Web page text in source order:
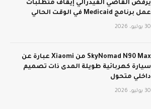
يرفض القاضي الفيدرالي إيقاف متطلبات
عمل برنامج Medicaid في الوقت الحالي
30 يوليو، 2026
SkyNomad N90 Max من Xiaomi عبارة عن
سيارة كهربائية طويلة المدى ذات تصميم
داخلي متحول
30 يوليو، 2026